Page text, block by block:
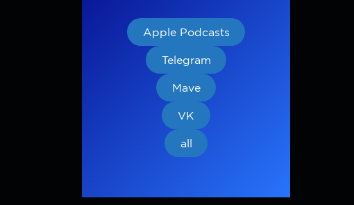
Apple Podcasts
Telegram
Mave
VK
all